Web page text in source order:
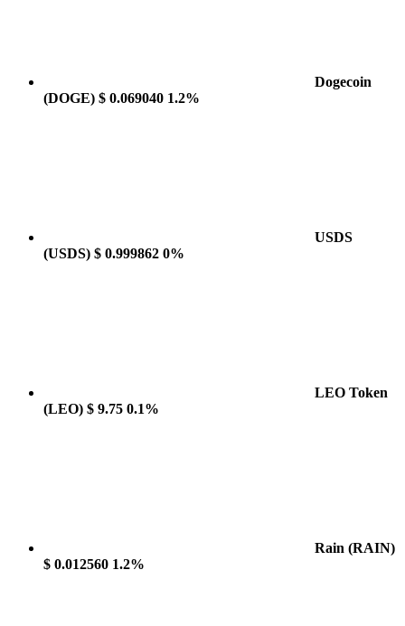
Dogecoin
(DOGE) $ 0.069040 1.2%
USDS
(USDS) $ 0.999862 0%
LEO Token
(LEO) $ 9.75 0.1%
Rain (RAIN)
$ 0.012560 1.2%